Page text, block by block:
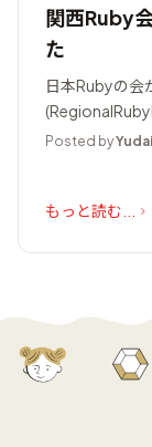
関西Ruby
た
日本Rubyの会
登録が開始さ
Posted by
もっと読む...